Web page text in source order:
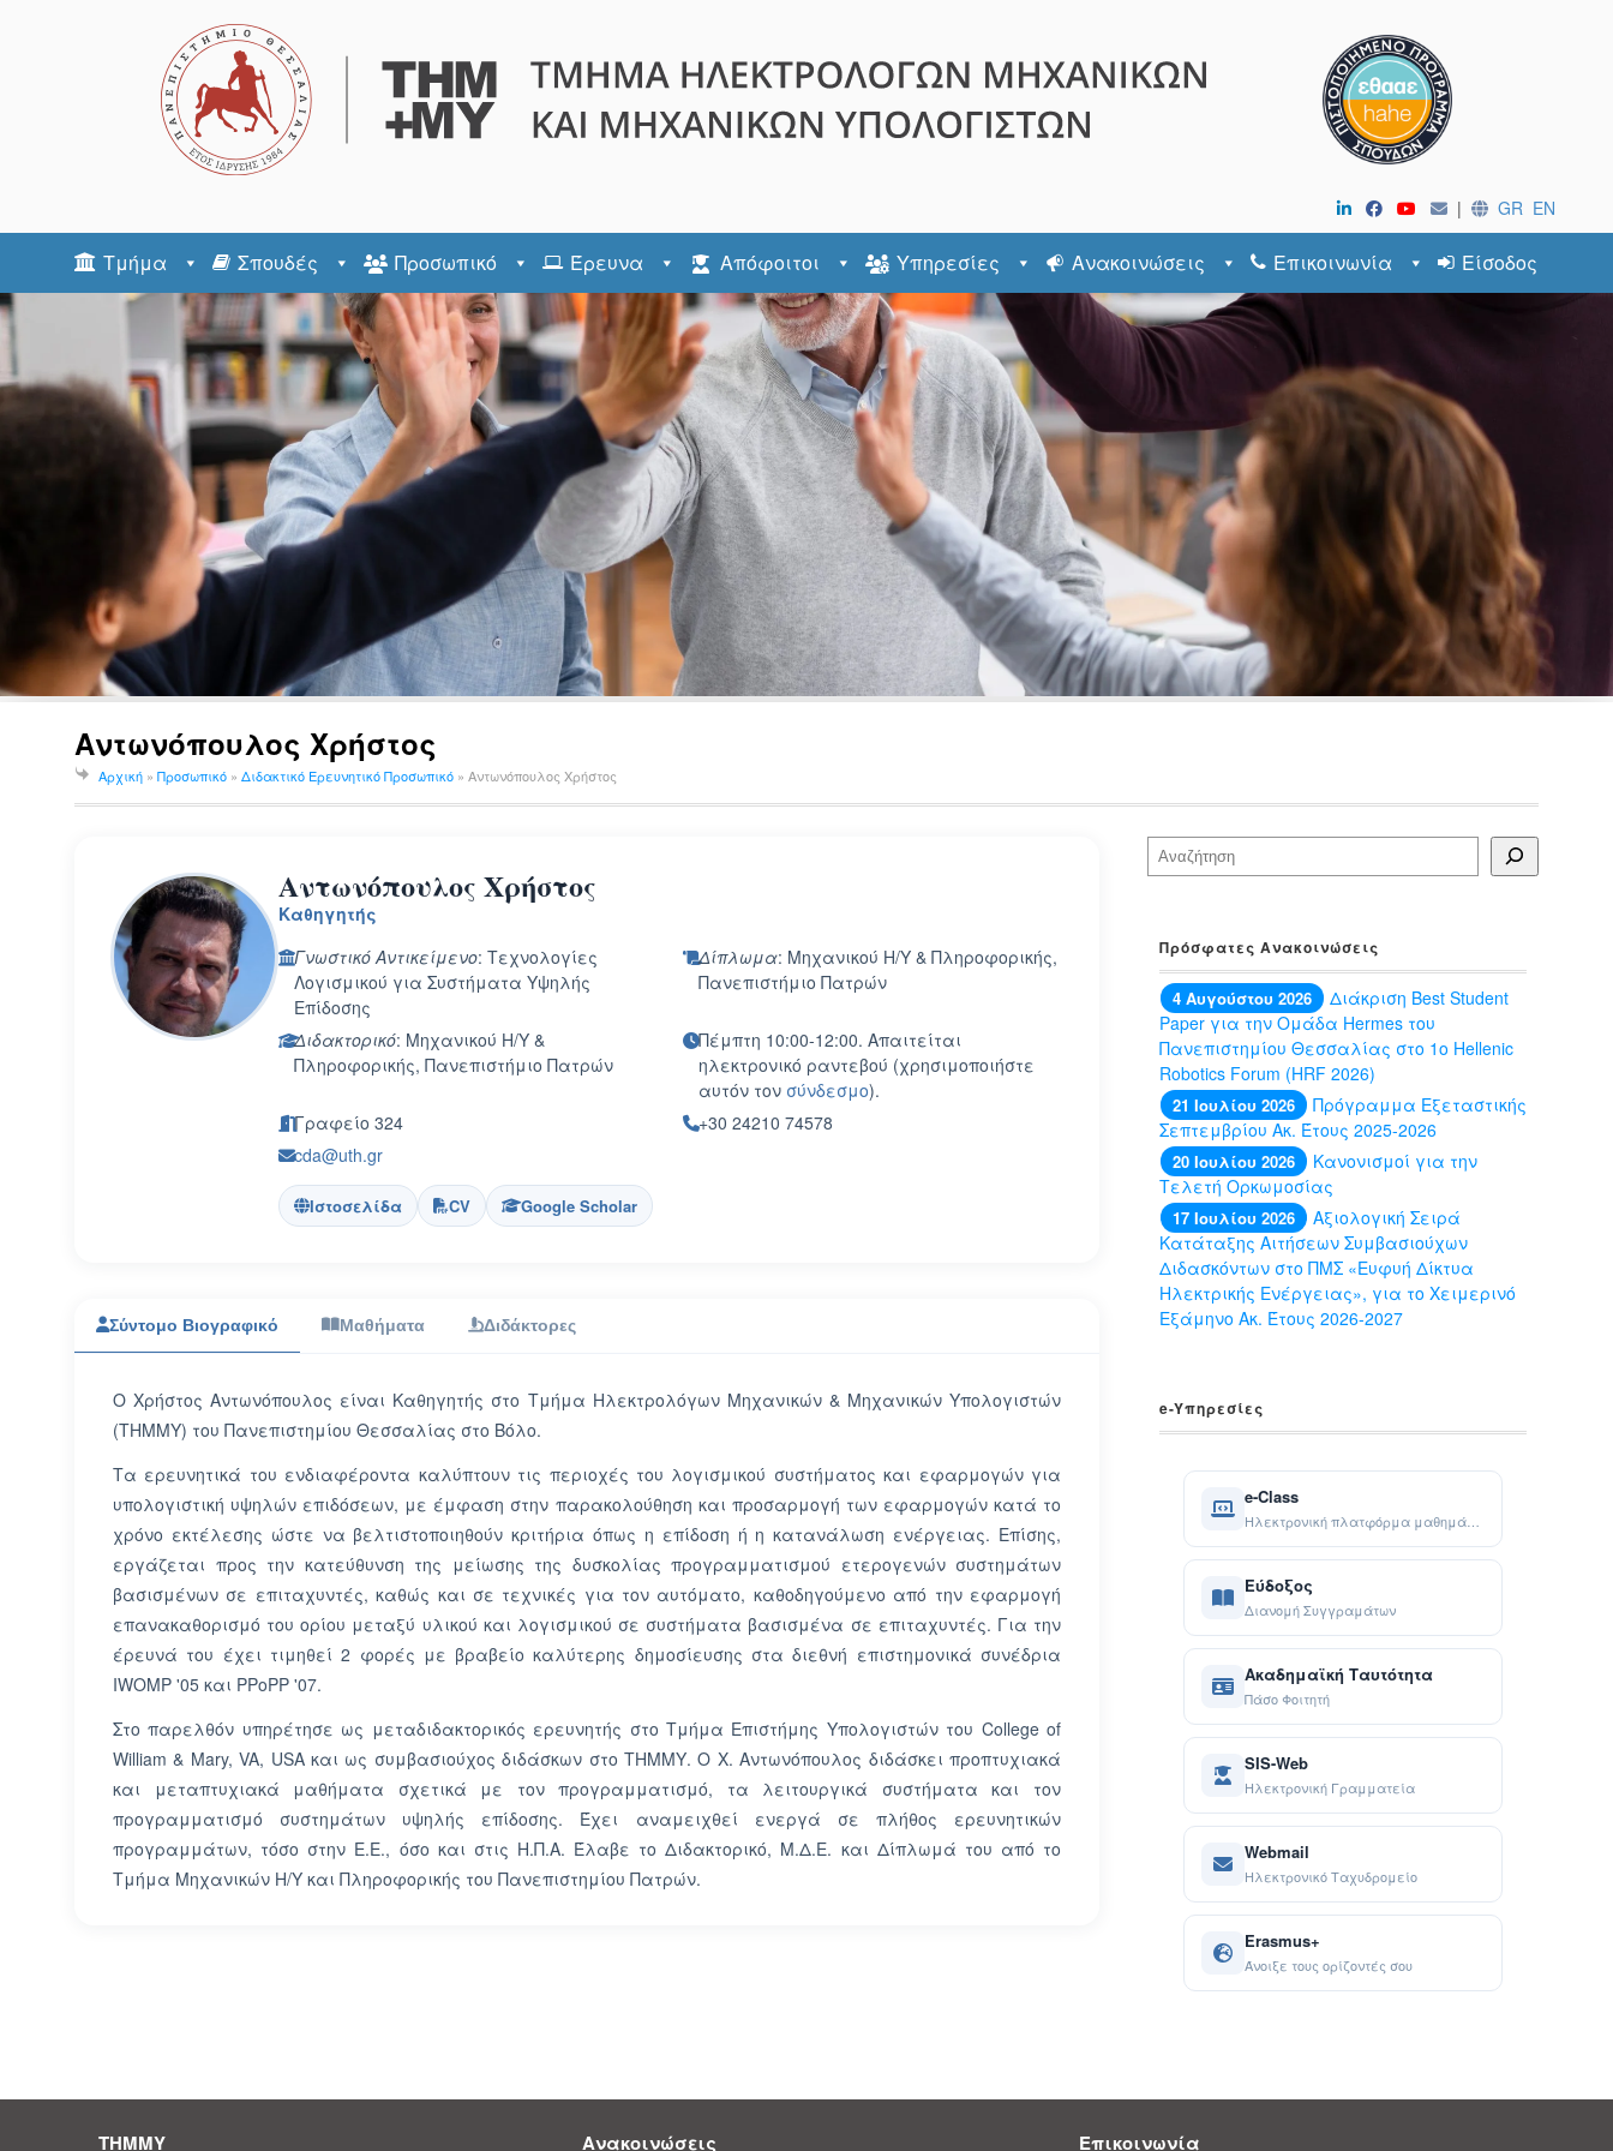
| GR EN
Τμήμα Σπουδές Προσωπικό Έρευνα Απόφοιτοι Υπηρεσίες Ανακοινώσεις Επικοινωνία Είσοδος
Αντωνόπουλος Χρήστος
Αρχική » Προσωπικό » Διδακτικό Ερευνητικό Προσωπικό » Αντωνόπουλος Χρήστος
Αντωνόπουλος Χρήστος
Καθηγητής
Γνωστικό Αντικείμενο: Τεχνολογίες
Λογισμικού για Συστήματα Υψηλής
Επίδοσης
Δίπλωμα: Μηχανικού Η/Υ & Πληροφορικής,
Πανεπιστήμιο Πατρών
Διδακτορικό: Μηχανικού Η/Υ &
Πληροφορικής, Πανεπιστήμιο Πατρών
Πέμπτη 10:00-12:00. Απαιτείται
ηλεκτρονικό ραντεβού (χρησιμοποιήστε
αυτόν τον σύνδεσμο).
Γραφείο 324
+30 24210 74578
cda@uth.gr
Ιστοσελίδα CV Google Scholar
Σύντομο Βιογραφικό Μαθήματα Διδάκτορες
Ο Χρήστος Αντωνόπουλος είναι Καθηγητής στο Τμήμα Ηλεκτρολόγων Μηχανικών & Μηχανικών Υπολογιστών
(ΤΗΜΜΥ) του Πανεπιστημίου Θεσσαλίας στο Βόλο.
Τα ερευνητικά του ενδιαφέροντα καλύπτουν τις περιοχές του λογισμικού συστήματος και εφαρμογών για
υπολογιστική υψηλών επιδόσεων, με έμφαση στην παρακολούθηση και προσαρμογή των εφαρμογών κατά το
χρόνο εκτέλεσης ώστε να βελτιστοποιηθούν κριτήρια όπως η επίδοση ή η κατανάλωση ενέργειας. Επίσης,
εργάζεται προς την κατεύθυνση της μείωσης της δυσκολίας προγραμματισμού ετερογενών συστημάτων
βασισμένων σε επιταχυντές, καθώς και σε τεχνικές για τον αυτόματο, καθοδηγούμενο από την εφαρμογή
επανακαθορισμό του ορίου μεταξύ υλικού και λογισμικού σε συστήματα βασισμένα σε επιταχυντές. Για την
έρευνά του έχει τιμηθεί 2 φορές με βραβείο καλύτερης δημοσίευσης στα διεθνή επιστημονικά συνέδρια
IWOMP '05 και PPoPP '07.
Στο παρελθόν υπηρέτησε ως μεταδιδακτορικός ερευνητής στο Τμήμα Επιστήμης Υπολογιστών του College of
William & Mary, VA, USA και ως συμβασιούχος διδάσκων στο ΤΗΜΜΥ. Ο Χ. Αντωνόπουλος διδάσκει προπτυχιακά
και μεταπτυχιακά μαθήματα σχετικά με τον προγραμματισμό, τα λειτουργικά συστήματα και τον
προγραμματισμό συστημάτων υψηλής επίδοσης. Έχει αναμειχθεί ενεργά σε πλήθος ερευνητικών
προγραμμάτων, τόσο στην Ε.Ε., όσο και στις Η.Π.Α. Έλαβε το Διδακτορικό, Μ.Δ.Ε. και Δίπλωμά του από το
Τμήμα Μηχανικών Η/Υ και Πληροφορικής του Πανεπιστημίου Πατρών.
Αναζήτηση
Πρόσφατες Ανακοινώσεις
4 Αυγούστου 2026
Διάκριση Best Student
Paper για την Ομάδα Hermes του
Πανεπιστημίου Θεσσαλίας στο 1ο Hellenic
Robotics Forum (HRF 2026)
21 Ιουλίου 2026
Πρόγραμμα Εξεταστικής
Σεπτεμβρίου Ακ. Έτους 2025-2026
20 Ιουλίου 2026
Κανονισμοί για την
Τελετή Ορκωμοσίας
17 Ιουλίου 2026
Αξιολογική Σειρά
Κατάταξης Αιτήσεων Συμβασιούχων
Διδασκόντων στο ΠΜΣ «Ευφυή Δίκτυα
Ηλεκτρικής Ενέργειας», για το Χειμερινό
Εξάμηνο Ακ. Έτους 2026-2027
e-Yπηρεσίες
e-Class
Εύδοξος
Διανομή Συγγραμάτων
Ακαδημαϊκή Ταυτότητα
Πάσο Φοιτητή
SIS-Web
Ηλεκτρονική Γραμματεία
Webmail
Ηλεκτρονικό Ταχυδρομείο
Erasmus+
Άνοιξε τους ορίζοντές σου
ΤΗΜΜΥ Ανακοινώσεις Επικοινωνία